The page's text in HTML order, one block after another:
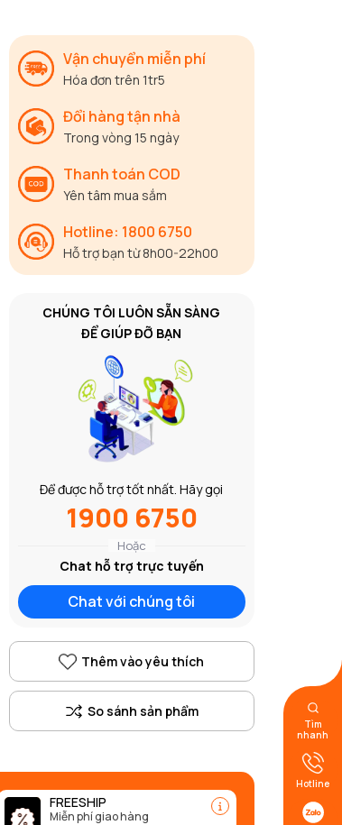
Vận chuyển miễn phí
Hóa đơn trên 1tr5
Đổi hàng tận nhà
Trong vòng 15 ngày
Thanh toán COD
Yên tâm mua sắm
Hotline: 1800 6750
Hỗ trợ bạn từ 8h00-22h00
CHÚNG TÔI LUÔN SẴN SÀNG
ĐỂ GIÚP ĐỠ BẠN
Để được hỗ trợ tốt nhất. Hãy gọi
1900 6750
Hoặc
Chat hỗ trợ trực tuyến
Chat với chúng tôi
Thêm vào yêu thích
FREESHIP
Miễn phí giao hàng
Tìm
nhanh
Hotline